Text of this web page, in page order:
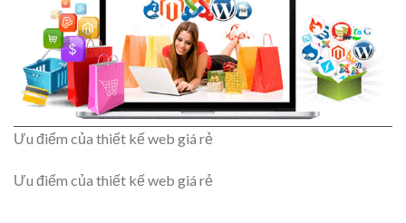
Ưu điểm của thiết kế web giá rẻ
Ưu điểm của thiết kế web giá rẻ